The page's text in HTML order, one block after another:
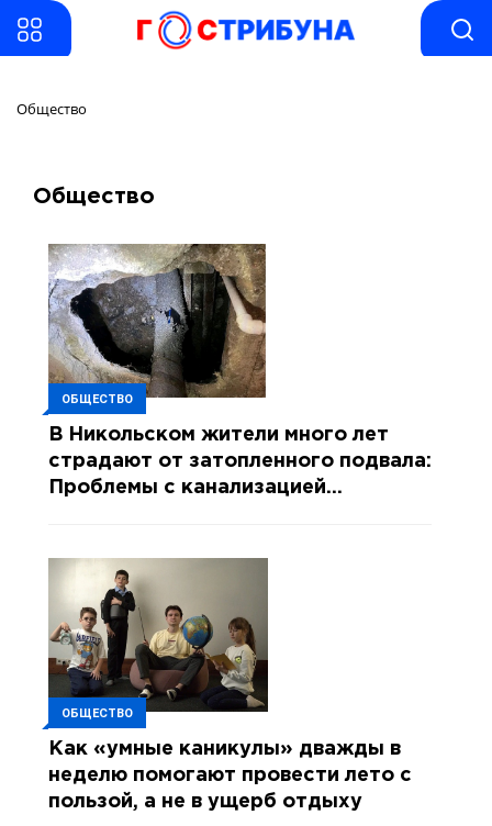
Общество
Общество
ОБЩЕСТВО
В Никольском жители много лет
страдают от затопленного подвала:
Проблемы с канализацией
ОБЩЕСТВО
Как «умные каникулы» дважды в
неделю помогают провести лето с
пользой, а не в ущерб отдыху